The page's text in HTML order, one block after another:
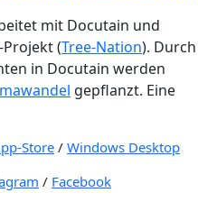
mit Docutain und
(Tree-Nation). Durch
in Docutain werden
gepflanzt. Eine
Store / Windows Desktop
/ Facebook